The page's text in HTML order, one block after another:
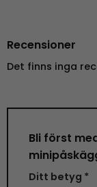
Recensioner
Det finns inga
Bli först
Ditt betyg *